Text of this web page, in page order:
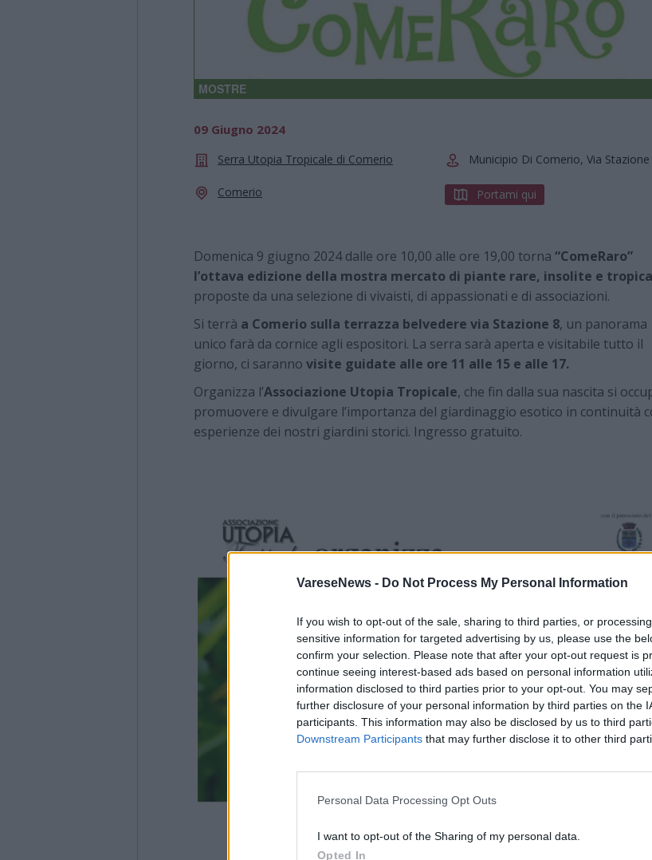
VareseNews - Do Not Process My Personal Information
If you wish to opt-out of the sale, sharing to third parties, or
sensitive information for targeted advertising by us, please use the
confirm your selection. Please note that after your opt-out request is
continue seeing interest-based ads based on personal information
information disclosed to third parties prior to your opt-out. You may
further disclosure of your personal information by third parties on the
participants. This information may also be disclosed by us to third
Downstream Participants that may further disclose it to other third
Personal Data Processing Opt Outs
I want to opt-out of the Sharing of my personal data.
Opted In
MOSTRE
09 Giugno 2024
Serra Utopia Tropicale di Comerio Municipio Di Comerio, Via Stazione
Comerio Portami qui
Domenica 9 giugno 2024 dalle ore 10,00 alle ore 19,00 torna “ComeRaro”
l’ottava edizione della mostra mercato di piante rare, insolite e
proposte da una selezione di vivaisti, di appassionati e di associazioni.
Si terrà a Comerio sulla terrazza belvedere via Stazione 8, un panorama
unico farà da cornice agli espositori. La serra sarà aperta e visitabile tutto il
giorno, ci saranno visite guidate alle ore 11 alle 15 e alle 17.
Organizza l’Associazione Utopia Tropicale, che fin dalla sua nascita si
promuovere e divulgare l’importanza del giardinaggio esotico in continuità
esperienze dei nostri giardini storici. Ingresso gratuito.